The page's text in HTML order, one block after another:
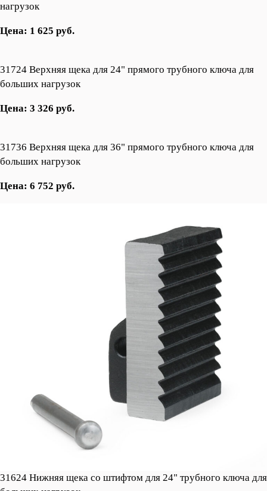
нагрузок
Цена: 1 625 руб.
31724 Верхняя щека для 24" прямого трубного ключа для
больших нагрузок
Цена: 3 326 руб.
31736 Верхняя щека для 36" прямого трубного ключа для
больших нагрузок
Цена: 6 752 руб.
31624 Нижняя щека со штифтом для 24" трубного ключа для